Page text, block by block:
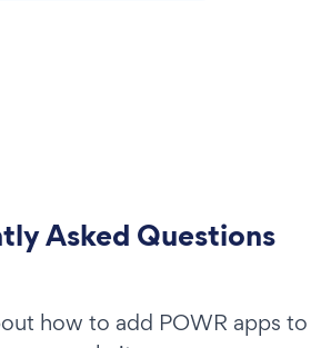
Asked Questions
how to add POWR apps to